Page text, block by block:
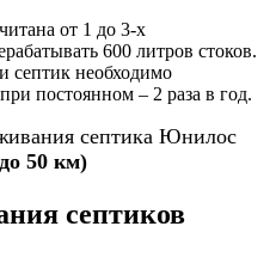
от 1 до 3-х
600 литров стоков.
необходимо
постоянном – 2 раза в год.
септика Юнилос
50 км)
септиков